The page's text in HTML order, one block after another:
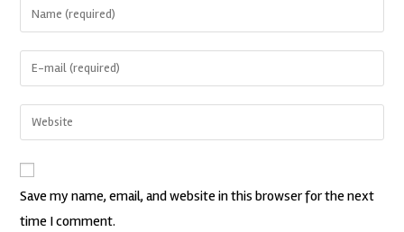
Save my name, email, and website in this browser for the next
time I comment.